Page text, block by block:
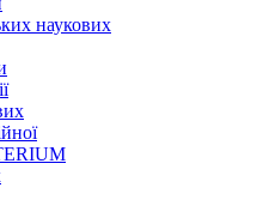
наукових